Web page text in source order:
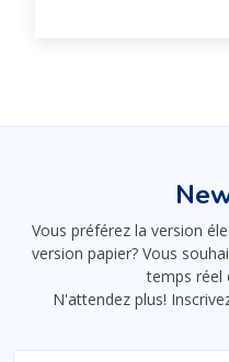
Vous préférez la version
version papier? Vous
temps réel
N'attendez plus!